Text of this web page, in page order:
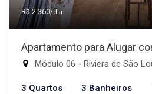
R$ 2.360/dia
Apartamento para Alugar
Módulo 06 - Riviera de São
3 Quartos 3 Banheiros